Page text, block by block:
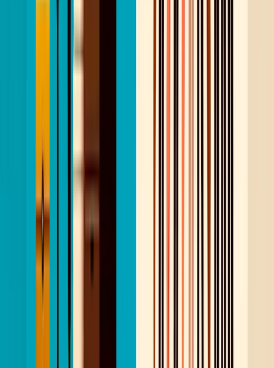
Samenvatting
het kort, volg op met waarde en meet je resultaten.
Gebruik AI als hulpmiddel om sneller te werken
zonder in te leveren op kwaliteit.
De recruiters die in 2026 het verschil maken zijn
niet degenen die het hardst werken, maar degenen
die het slimst benaderen. En dat begint bij elk
individueel bericht dat je verstuurt.